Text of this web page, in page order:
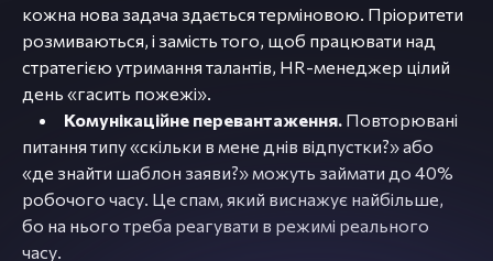
кожна нова задача здається терміновою. Пріоритети
розмиваються, і замість того, щоб працювати над
стратегією утримання талантів, HR-менеджер цілий
день «гасить пожежі».
Комунікаційне перевантаження. Повторювані
питання типу «скільки в мене днів відпустки?» або
«де знайти шаблон заяви?» можуть займати до 40%
робочого часу. Це спам, який виснажує найбільше,
бо на нього треба реагувати в режимі реального
часу.